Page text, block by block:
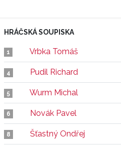
HRÁČSKÁ SOUPISKA
1 Vrbka Tomáš
4 Pudil Richard
5 Wurm Michal
6 Novák Pavel
8 Šťastný Ondřej